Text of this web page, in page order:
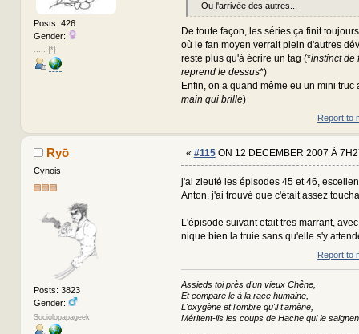
Posts: 426
Gender:
..... {*}
Ou l'arrivée des autres...
De toute façon, les séries ça finit
où le fan moyen verrait plein d'autres
reste plus qu'à écrire un tag (*instinct de
reprend le dessus*)
Enfin, on a quand même eu un mini truc
main qui brille)
Report to
Ryō
Cynois
Posts: 3823
Gender:
Sociolopapageek
« #115ON 12 DECEMBER 2007 À
j'ai zieuté les épisodes 45 et 46,
Anton, j'ai trouvé que c'était assez
L'épisode suivant etait tres marrant,
nique bien la truie sans qu'elle s'y
Report to
Assieds toi près d'un vieux Chêne,
Et compare le à la race humaine,
L'oxygène et l'ombre qu'il t'amène,
Méritent-ils les coups de Hache qui le